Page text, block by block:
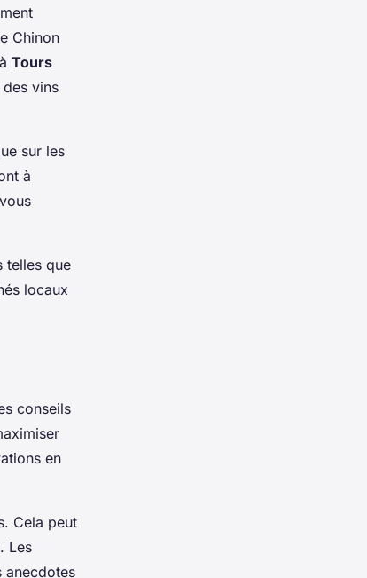
Chinon
Tours
vins
sur les
à
telles que
locaux
conseils
en
Cela peut
Les
anecdotes